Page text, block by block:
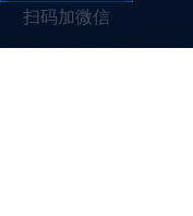
扫码加微信